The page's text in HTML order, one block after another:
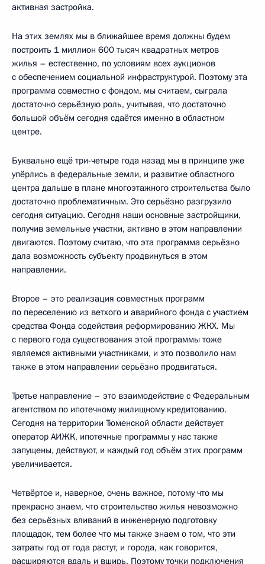
активная застройка.
На этих землях мы в ближайшее время должны будем
построить 1 миллион 600 тысяч квадратных метров
жилья – естественно, по условиям всех аукционов
с обеспечением социальной инфраструктурой. Поэтому эта
программа совместно с фондом, мы считаем, сыграла
достаточно серьёзную роль, учитывая, что достаточно
большой объём сегодня сдаётся именно в областном
центре.
Буквально ещё три-четыре года назад мы в принципе уже
упёрлись в федеральные земли, и развитие областного
центра дальше в плане многоэтажного строительства было
достаточно проблематичным. Это серьёзно разгрузило
сегодня ситуацию. Сегодня наши основные застройщики,
получив земельные участки, активно в этом направлении
двигаются. Поэтому считаю, что эта программа серьёзно
дала возможность субъекту продвинуться в этом
направлении.
Второе – это реализация совместных программ
по переселению из ветхого и аварийного фонда с участием
средства Фонда содействия реформированию ЖКХ. Мы
с первого года существования этой программы тоже
являемся активными участниками, и это позволило нам
также в этом направлении серьёзно продвигаться.
Третье направление – это взаимодействие с Федеральным
агентством по ипотечному жилищному кредитованию.
Сегодня на территории Тюменской области действует
оператор АИЖК, ипотечные программы у нас также
запущены, действуют, и каждый год объём этих программ
увеличивается.
Четвёртое и, наверное, очень важное, потому что мы
прекрасно знаем, что строительство жилья невозможно
без серьёзных вливаний в инженерную подготовку
площадок, тем более что мы также знаем о том, что эти
затраты год от года растут, и города, как говорится,
расширяются вдаль и вширь. Поэтому точки подключения